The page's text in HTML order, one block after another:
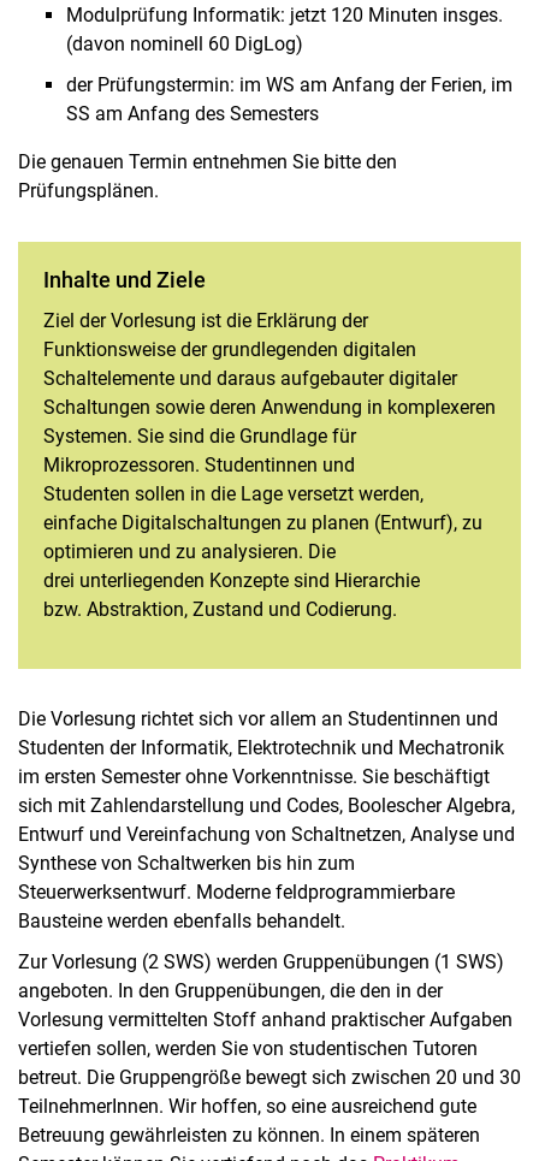
Modulprüfung Informatik: jetzt 120 Minuten insges.
(davon nominell 60 DigLog)
der Prüfungstermin: im WS am Anfang der Ferien, im
SS am Anfang des Semesters
Die genauen Termin entnehmen Sie bitte den
Prüfungsplänen.
Inhalte und Ziele
Ziel der Vorlesung ist die Erklärung der
Funktionsweise der grundlegenden digitalen
Schaltelemente und daraus aufgebauter digitaler
Schaltungen sowie deren Anwendung in komplexeren
Systemen. Sie sind die Grundlage für
Mikroprozessoren. Studentinnen und
Studenten sollen in die Lage versetzt werden,
einfache Digitalschaltungen zu planen (Entwurf), zu
optimieren und zu analysieren. Die
drei unterliegenden Konzepte sind Hierarchie
bzw. Abstraktion, Zustand und Codierung.
Die Vorlesung richtet sich vor allem an Studentinnen und
Studenten der Informatik, Elektrotechnik und Mechatronik
im ersten Semester ohne Vorkenntnisse. Sie beschäftigt
sich mit Zahlendarstellung und Codes, Boolescher Algebra,
Entwurf und Vereinfachung von Schaltnetzen, Analyse und
Synthese von Schaltwerken bis hin zum
Steuerwerksentwurf. Moderne feldprogrammierbare
Bausteine werden ebenfalls behandelt.
Zur Vorlesung (2 SWS) werden Gruppenübungen (1 SWS)
angeboten. In den Gruppenübungen, die den in der
Vorlesung vermittelten Stoff anhand praktischer Aufgaben
vertiefen sollen, werden Sie von studentischen Tutoren
betreut. Die Gruppengröße bewegt sich zwischen 20 und 30
TeilnehmerInnen. Wir hoffen, so eine ausreichend gute
Betreuung gewährleisten zu können. In einem späteren